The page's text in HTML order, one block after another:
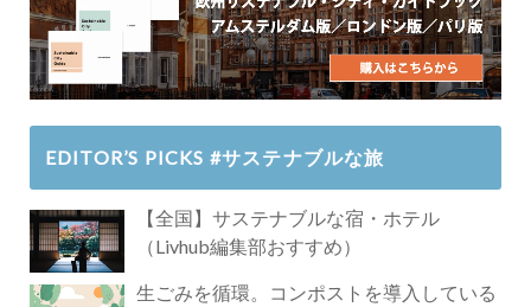
EDITOR’S PICKS #サステナブルな旅
【全国】サステナブルな宿・ホテル
（Livhub編集部おすすめ）
生ごみを循環。コンポストを導入している